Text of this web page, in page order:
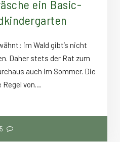
ein Basic-
im Wald gibt’s nicht
Daher stets der Rat zum
auch im Sommer. Die
Regel von…
5